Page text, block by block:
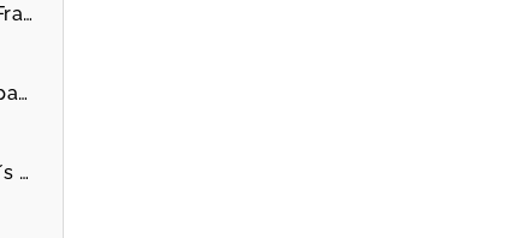
Diamant, pravý parfém, 60 ml, Fragonard,
Belle Chérie, Fragonard, pravý parfém, 60 ml
Parfémované mýdlo Fragonard´s garden, 150 g, různé druhy